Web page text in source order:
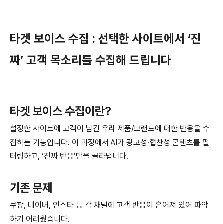
타겟 보이스 수집 : 선택한 사이트에서 ‘진
짜’ 고객 목소리를 수집해 드립니다
타겟 보이스 수집이란?
설정한 사이트에 고객이 남긴 우리 제품/브랜드에 대한 반응을 수
집하는 기능입니다. 이 과정에서 AI가 광고성·협찬성 콘텐츠를 필
터링하고, ‘진짜 반응’만을 골라냅니다.
기존 문제
쿠팡, 네이버, 인스타 등 각 채널에 고객 반응이 흩어져 있어 파악
하기 어려웠습니다.